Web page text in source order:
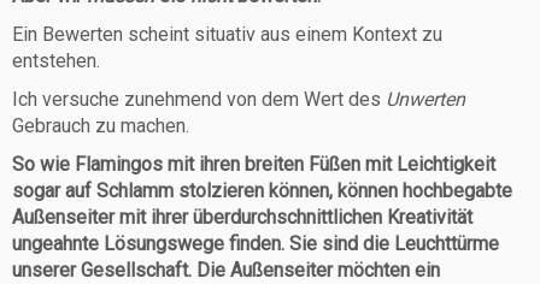
Ein Bewerten scheint situativ aus einem Kontext zu
entstehen.
Ich versuche zunehmend von dem Wert des Unwerten
Gebrauch zu machen.
So wie Flamingos mit ihren breiten Füßen mit Leichtigkeit
sogar auf Schlamm stolzieren können, können hochbegabte
Außenseiter mit ihrer überdurchschnittlichen Kreativität
ungeahnte Lösungswege finden. Sie sind die Leuchttürme
unserer Gesellschaft. Die Außenseiter möchten ein